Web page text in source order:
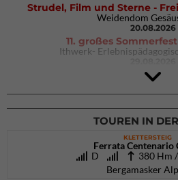
Strudel, Film und Sterne -
Weidendom
20.08.2026
11. großes
Ithwerk-
Rock Master
Arco (IT)
02.10.2026bis
TOUREN IN
KLETTERSTEIG
Ferrata Centenario
D
380 Hm /
Bergamasker